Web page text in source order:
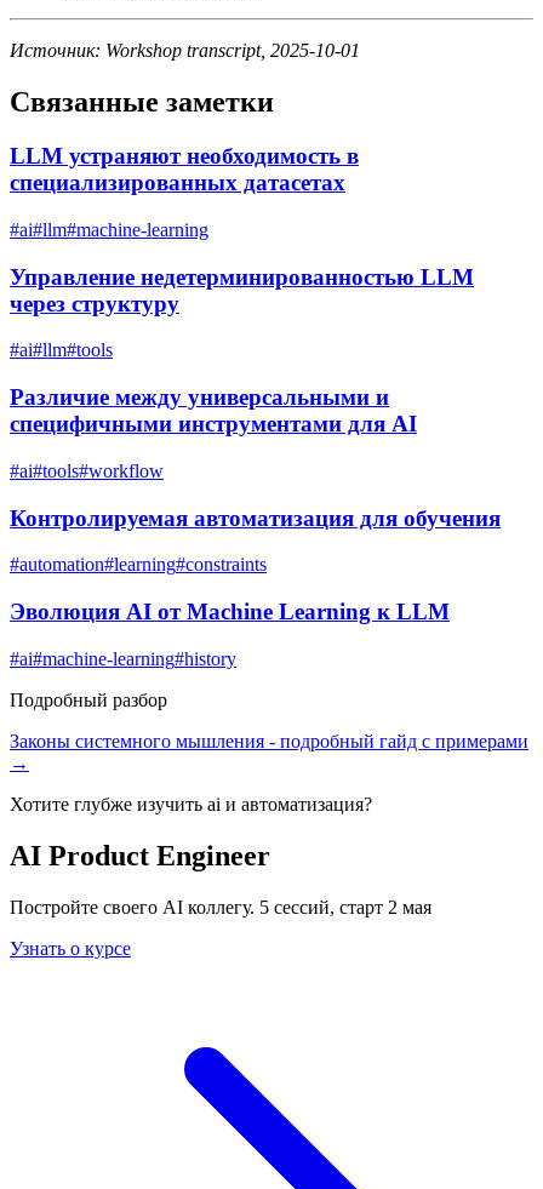
Источник: Workshop transcript, 2025-10-01
Связанные заметки
LLM устраняют необходимость в
специализированных датасетах
#ai#llm#machine-learning
Управление недетерминированностью LLM
через структуру
#ai#llm#tools
Различие между универсальными и
специфичными инструментами для AI
#ai#tools#workflow
Контролируемая автоматизация для обучения
#automation#learning#constraints
Эволюция AI от Machine Learning к LLM
#ai#machine-learning#history
Подробный разбор
Законы системного мышления - подробный гайд с примерами
→
Хотите глубже изучить ai и автоматизация?
AI Product Engineer
Постройте своего AI коллегу. 5 сессий, старт 2 мая
Узнать о курсе